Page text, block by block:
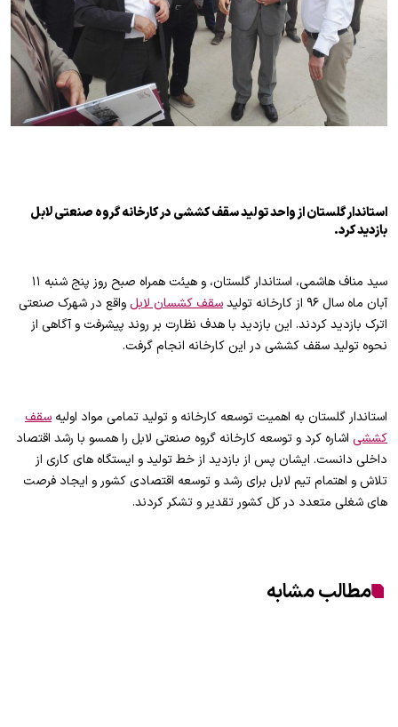
استاندار گلستان از واحد تولید سقف کششی در کارخانه گروه صنعتی لابل
بازدید کرد.
سید مناف هاشمی، استاندار گلستان، و هیئت همراه صبح روز پنج شنبه ۱۱
آبان ماه سال ۹۶ از کارخانه تولید
سقف کشسان لابل واقع در شهرک صنعتی
اترک بازدید کردند. این بازدید با هدف نظارت بر روند پیشرفت و آگاهی از
نحوه تولید سقف کششی در این کارخانه انجام گرفت.
استاندار گلستان به اهمیت توسعه کارخانه و تولید تمامی مواد اولیه سقف
کششی اشاره کرد و توسعه کارخانه گروه صنعتی لابل را همسو با رشد اقتصاد
داخلی دانست. ایشان پس از بازدید از خط تولید و ایستگاه های کاری از
تلاش و اهتمام تیم لابل برای رشد و توسعه اقتصادی کشور و ایجاد فرصت
های شغلی متعدد در کل کشور تقدیر و تشکر کردند.
مطالب مشابه